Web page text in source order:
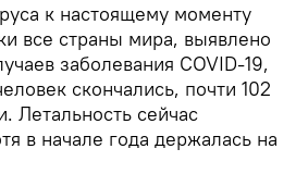
к настоящему моменту
все страны мира, выявлено
заболевания COVID-19,
скончались, почти 102
Летальность сейчас
в начале года держалась на